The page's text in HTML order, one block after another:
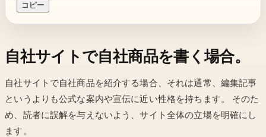
コピー
自社サイトで自社商品を書く場合。
自社サイトで自社商品を紹介する場合、それは通常、編集記事
というよりも公式な案内や宣伝に近い性格を持ちます。 そのた
め、読者に誤解を与えないよう、サイト全体の立場を明確にし
ます。